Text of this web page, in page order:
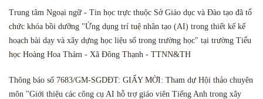
Trung tâm Ngoại ngữ - Tin học trực thuộc Sở Giáo dục và Đào tạo đã tổ
chức khóa bồi dưỡng "Ứng dụng trí tuệ nhân tạo (AI) trong thiết kế kế
hoạch bài dạy và xây dựng học liệu số trong trường học" tại trường Tiểu
học Hoàng Hoa Thám - Xã Đông Thạnh - TTNN&TH
Thông báo số 7683/GM-SGDĐT: GIẤY MỜI: Tham dự Hội thảo chuyên
môn "Giới thiệu các công cụ AI hỗ trợ giáo viên Tiếng Anh trong xây